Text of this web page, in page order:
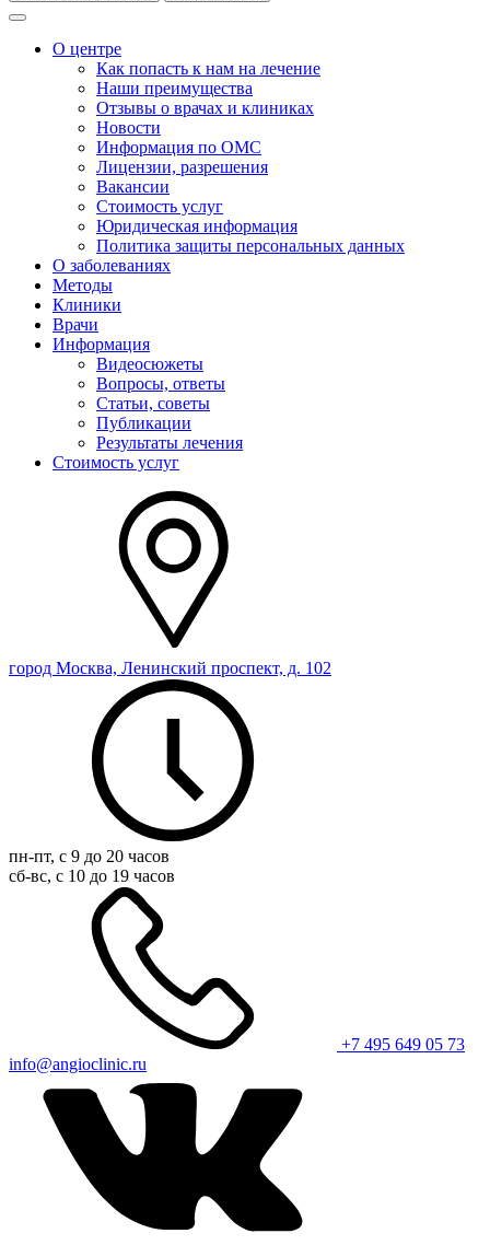
О центре
Как попасть к нам на лечение
Наши преимущества
Отзывы о врачах и клиниках
Новости
Информация по ОМС
Лицензии, разрешения
Вакансии
Стоимость услуг
Юридическая информация
Политика защиты персональных данных
О заболеваниях
Методы
Клиники
Врачи
Информация
Видеосюжеты
Вопросы, ответы
Статьи, советы
Публикации
Результаты лечения
Стоимость услуг
город Москва, Ленинский проспект, д. 102
пн-пт, с 9 до 20 часов
сб-вс, с 10 до 19 часов
+7 495 649 05 73
info@angioclinic.ru